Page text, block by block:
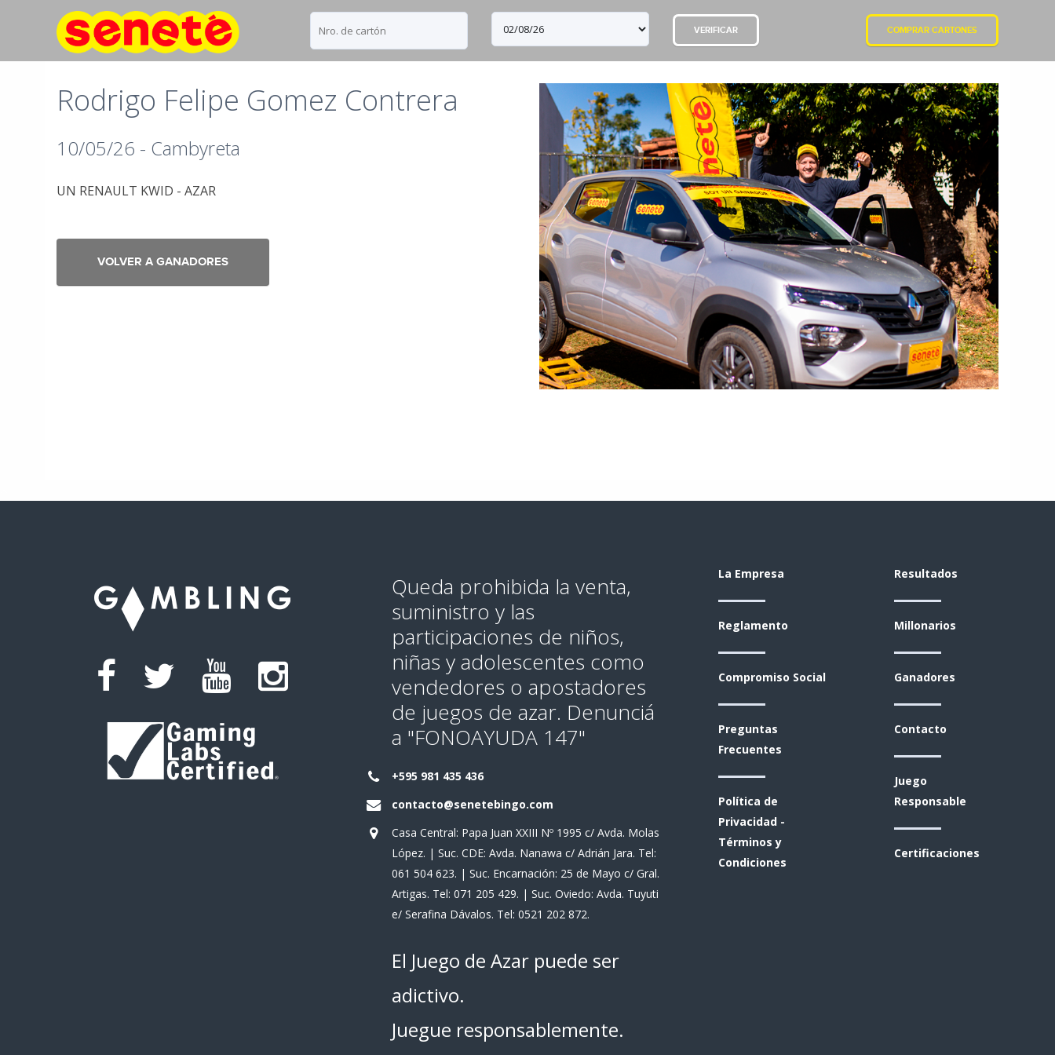
VERIFICAR COMPRAR CARTONES
Rodrigo Felipe Gomez Contrera
10/05/26 - Cambyreta
UN RENAULT KWID - AZAR
VOLVER A GANADORES
Queda prohibida la venta,
suministro y las
participaciones de niños,
niñas y adolescentes como
vendedores o apostadores
de juegos de azar. Denunciá
a "FONOAYUDA 147"
+595 981 435 436
contacto@senetebingo.com
Casa Central: Papa Juan XXIII Nº 1995 c/ Avda. Molas
López. | Suc. CDE: Avda. Nanawa c/ Adrián Jara. Tel:
061 504 623. | Suc. Encarnación: 25 de Mayo c/ Gral.
Artigas. Tel: 071 205 429. | Suc. Oviedo: Avda. Tuyuti
e/ Serafina Dávalos. Tel: 0521 202 872.
El Juego de Azar puede ser
adictivo.
Juegue responsablemente.
La Empresa
Reglamento
Compromiso Social
Preguntas
Frecuentes
Política de
Privacidad -
Términos y
Condiciones
Resultados
Millonarios
Ganadores
Contacto
Juego
Responsable
Certificaciones